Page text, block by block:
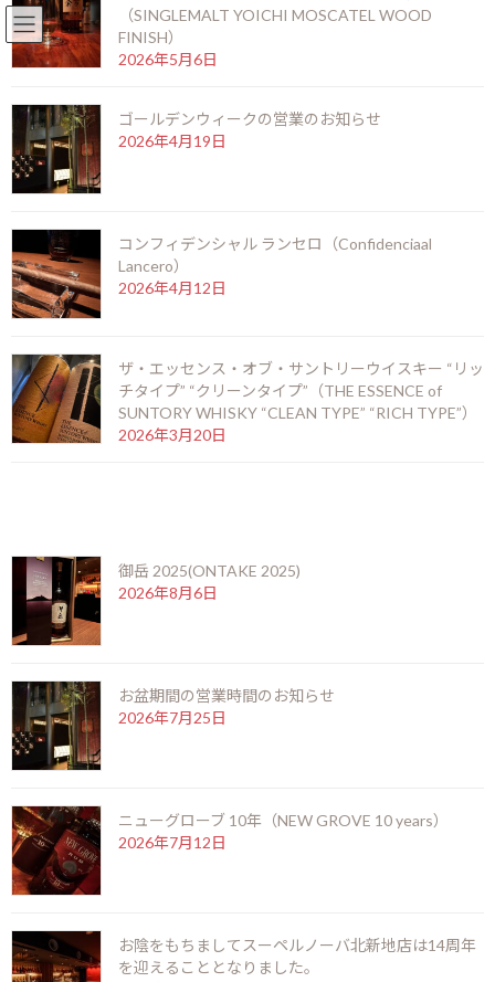
北新地店 06-6346-3377 English
コ
ン
ツ
へ
ッ
プ
ナ
ー
シ
ョ
移
動
お知らせ
HOME
お知らせ
モンテクリスト ペティNo.2（MONTECRISTO PETIT No.2）
モンテクリスト ペティ
No.2（MONTECRISTO PETIT
No.2）
2026年2月19日
最
2026年2月19日
長さ:120mm リングゲージ:52
ヴィトラ名:ペティピラミデ
（SINGLEMALT YOICHI MOSCATEL WOOD
FINISH）
2026年5月6日
ゴールデンウィークの営業のお知らせ
2026年4月19日
コンフィデンシャル ランセロ（Confidenciaal
Lancero）
2026年4月12日
ザ・エッセンス・オブ・サントリーウイスキー “リッ
チタイプ” “クリーンタイプ”（THE ESSENCE of
SUNTORY WHISKY “CLEAN TYPE” “RICH TYPE”）
2026年3月20日
御岳 2025(ONTAKE 2025)
2026年8月6日
お盆期間の営業時間のお知らせ
2026年7月25日
ニューグローブ 10年（NEW GROVE 10 years）
2026年7月12日
お陰をもちましてスーペルノーバ北新地店は14周年
を迎えることとなりました。